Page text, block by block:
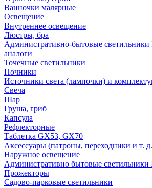
Ванночки малярные
Освещение
Внутреннее освещение
Люстры, бра
Административно-бытовые светильники
аналоги
Точечные светильники
Ночники
Источники света (лампочки) и
Свеча
Шар
Груша, гриб
Капсула
Рефлекторные
Таблетка GX53, GX70
Аксессуары (патроны, переходники и т.
Наружное освещение
Административно бытовые светильники
Прожекторы
Садово-парковые светильники